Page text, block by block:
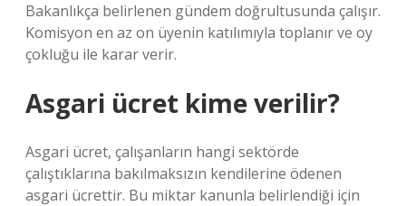
Bakanlıkça belirlenen gündem doğrultusunda çalışır.
Komisyon en az on üyenin katılımıyla toplanır ve oy
çokluğu ile karar verir.
Asgari ücret kime verilir?
Asgari ücret, çalışanların hangi sektörde
çalıştıklarına bakılmaksızın kendilerine ödenen
asgari ücrettir. Bu miktar kanunla belirlendiği için